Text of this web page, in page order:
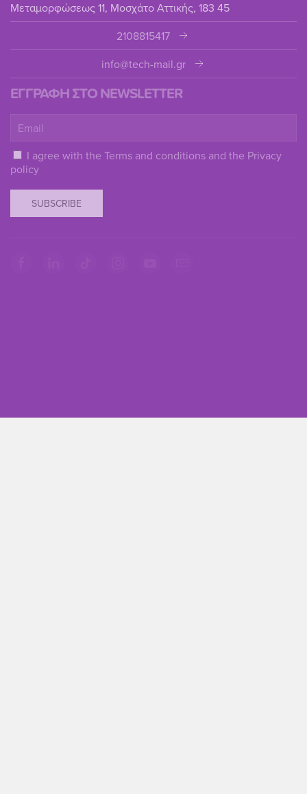
Μεταμορφώσεως 11, Μοσχάτο Αττικής, 183 45
2108815417
info@tech-mail.gr
ΕΓΓΡΑΦΗ ΣΤΟ NEWSLETTER
I agree with the Terms and conditions and the Privacy
policy
SUBSCRIBE